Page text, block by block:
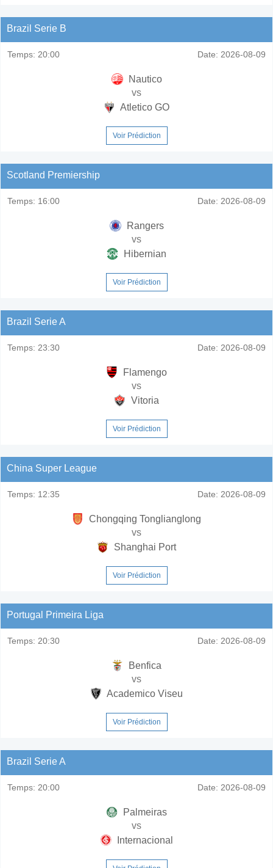
Brazil Serie B
Temps: 20:00 Date: 2026-08-09
Nautico
vs
Atletico GO
Voir Prédiction
Scotland Premiership
Temps: 16:00 Date: 2026-08-09
Rangers
vs
Hibernian
Voir Prédiction
Brazil Serie A
Temps: 23:30 Date: 2026-08-09
Flamengo
vs
Vitoria
Voir Prédiction
China Super League
Temps: 12:35 Date: 2026-08-09
Chongqing Tonglianglong
vs
Shanghai Port
Voir Prédiction
Portugal Primeira Liga
Temps: 20:30 Date: 2026-08-09
Benfica
vs
Academico Viseu
Voir Prédiction
Brazil Serie A
Temps: 20:00 Date: 2026-08-09
Palmeiras
vs
Internacional